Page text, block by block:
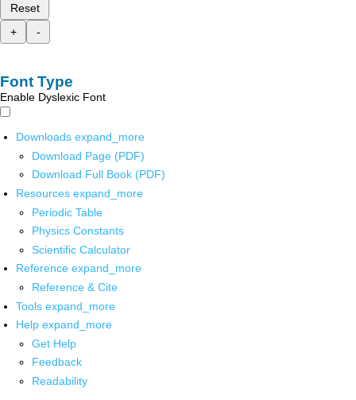
Reset
+
-
Font Type
Enable Dyslexic Font
Downloads expand_more
Download Page (PDF)
Download Full Book (PDF)
Resources expand_more
Periodic Table
Physics Constants
Scientific Calculator
Reference expand_more
Reference & Cite
Tools expand_more
Help expand_more
Get Help
Feedback
Readability